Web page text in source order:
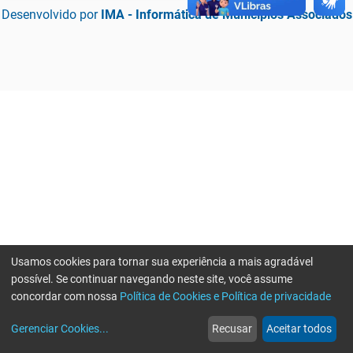
Desenvolvido por IMA - Informática de Municípios Associados
web
Notícias
more_horiz
Mais
Usamos cookies para tornar sua experiência a mais agradável
possível. Se continuar navegando neste site, você assume
concordar com nossa Política de Cookies e Política de privacidade
Gerenciar Cookies... Recusar Aceitar todos
Erro ao enviar informações, por favor tente novamente